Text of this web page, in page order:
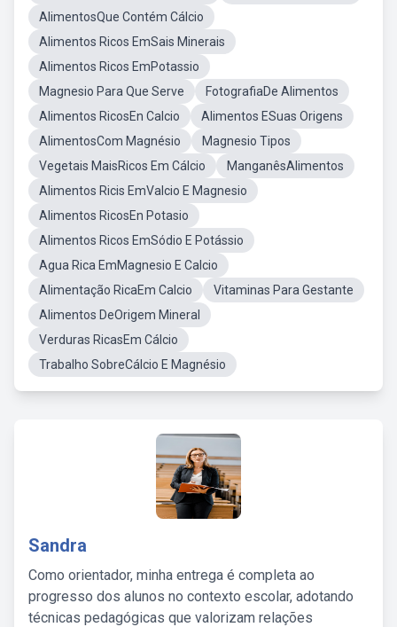
AlimentosQue Contém Cálcio
Alimentos Ricos EmSais Minerais
Alimentos Ricos EmPotassio
Magnesio Para Que Serve
FotografiaDe Alimentos
Alimentos RicosEn Calcio
Alimentos ESuas Origens
AlimentosCom Magnésio
Magnesio Tipos
Vegetais MaisRicos Em Cálcio
ManganêsAlimentos
Alimentos Ricis EmValcio E Magnesio
Alimentos RicosEn Potasio
Alimentos Ricos EmSódio E Potássio
Agua Rica EmMagnesio E Calcio
Alimentação RicaEm Calcio
Vitaminas Para Gestante
Alimentos DeOrigem Mineral
Verduras RicasEm Cálcio
Trabalho SobreCálcio E Magnésio
Sandra
Como orientador, minha entrega é completa ao
progresso dos alunos no contexto escolar, adotando
técnicas pedagógicas que valorizam relações